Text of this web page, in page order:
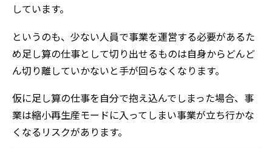
しています。
というのも、少ない人員で事業を運営する必要があるた
め足し算の仕事として切り出せるものは自身からどんど
ん切り離していかないと手が回らなくなります。
仮に足し算の仕事を自分で抱え込んでしまった場合、事
業は縮小再生産モードに入ってしまい事業が立ち行かな
くなるリスクがあります。